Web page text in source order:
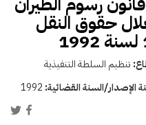
حقوق النقل
تنظيم السلطة التنفيذية
الإصدار/السنة القضائية: 1992